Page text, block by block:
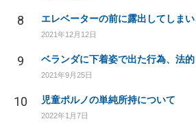
8 エレベーターの前に露出してしまい
2021年12月12日
9 ベランダに下着姿で出た行為、法
2021年9月25日
10 児童ポルノの単純所持について
2022年1月7日